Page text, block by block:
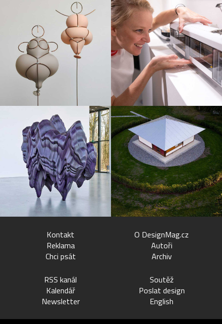
Kontakt
Reklama
Chci psát
O DesignMag.cz
Autoři
Archiv
RSS kanál
Kalendář
Newsletter
Soutěž
Poslat design
English